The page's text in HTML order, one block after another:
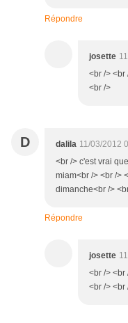
Répondre
josette
<br /> <br
<br />
D dalila 11/03/2012
<br /> c'est vrai
miam<br /> <br />
dimanche<br />
Répondre
josette
<br /> <br
<br /> <br